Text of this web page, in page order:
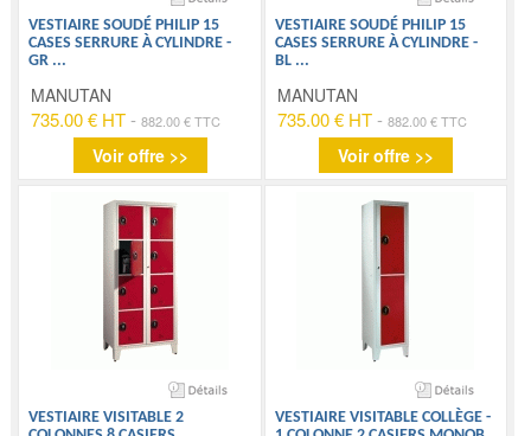
VESTIAIRE SOUDÉ PHILIP 15
CASES SERRURE À CYLINDRE -
GR ...
MANUTAN
735.00 € HT -882.00 € TTC
Voir offre >>
VESTIAIRE SOUDÉ PHILIP 15
CASES SERRURE À CYLINDRE -
BL ...
MANUTAN
735.00 € HT- 882.00 € TTC
Voir offre >>
VESTIAIRE VISITABLE 2
VESTIAIRE VISITABLE COLLÈGE -